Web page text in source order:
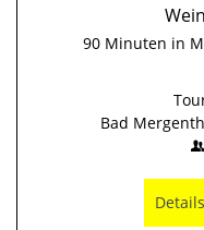
90 Minuten in
Bad
Details